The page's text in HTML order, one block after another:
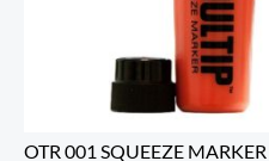
OTR 001 SQUEEZE MARKER